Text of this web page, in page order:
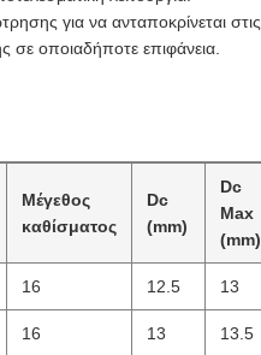
για να ανταποκρίνεται στις
σε οποιαδήποτε επιφάνεια.
Μέγεθος
καθίσματος
Dc
(mm)
Dc
Max
(mm)
16 12.5 13
16 13 13.5